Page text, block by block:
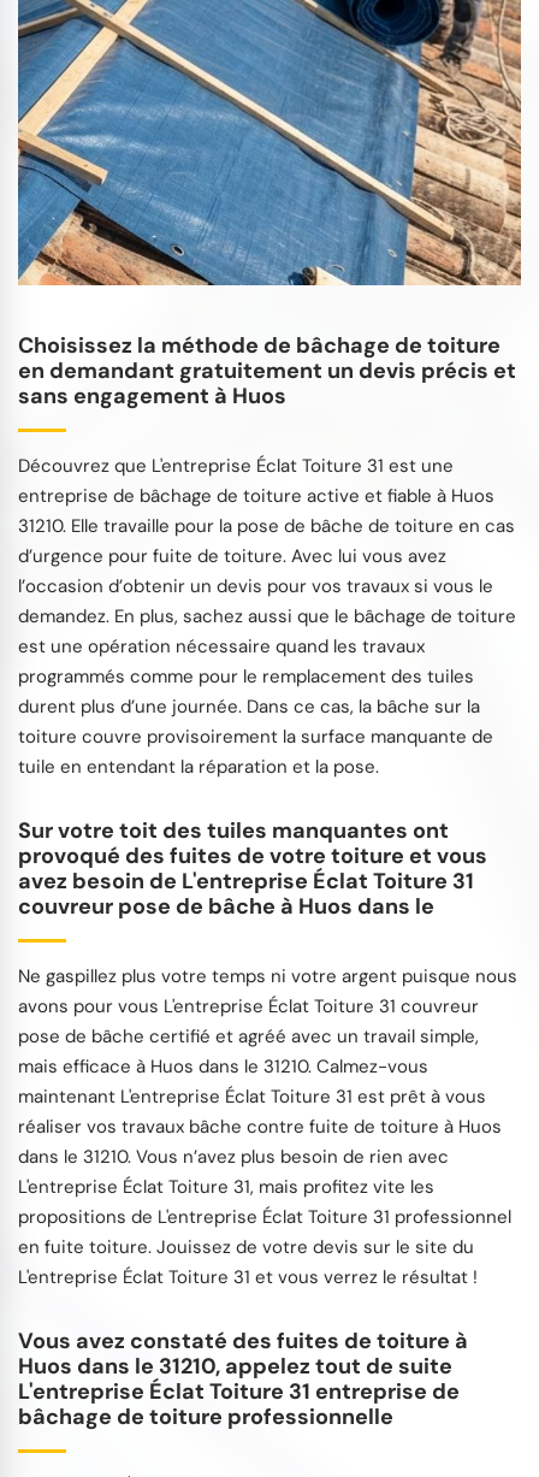
Choisissez la méthode de bâchage de toiture
en demandant gratuitement un devis précis et
sans engagement à Huos
Découvrez que L'entreprise Éclat Toiture 31 est une
entreprise de bâchage de toiture active et fiable à Huos
31210. Elle travaille pour la pose de bâche de toiture en cas
d’urgence pour fuite de toiture. Avec lui vous avez
l’occasion d’obtenir un devis pour vos travaux si vous le
demandez. En plus, sachez aussi que le bâchage de toiture
est une opération nécessaire quand les travaux
programmés comme pour le remplacement des tuiles
durent plus d’une journée. Dans ce cas, la bâche sur la
toiture couvre provisoirement la surface manquante de
tuile en entendant la réparation et la pose.
Sur votre toit des tuiles manquantes ont
provoqué des fuites de votre toiture et vous
avez besoin de L'entreprise Éclat Toiture 31
couvreur pose de bâche à Huos dans le
Ne gaspillez plus votre temps ni votre argent puisque nous
avons pour vous L'entreprise Éclat Toiture 31 couvreur
pose de bâche certifié et agréé avec un travail simple,
mais efficace à Huos dans le 31210. Calmez-vous
maintenant L'entreprise Éclat Toiture 31 est prêt à vous
réaliser vos travaux bâche contre fuite de toiture à Huos
dans le 31210. Vous n’avez plus besoin de rien avec
L'entreprise Éclat Toiture 31, mais profitez vite les
propositions de L'entreprise Éclat Toiture 31 professionnel
en fuite toiture. Jouissez de votre devis sur le site du
L'entreprise Éclat Toiture 31 et vous verrez le résultat !
Vous avez constaté des fuites de toiture à
Huos dans le 31210, appelez tout de suite
L'entreprise Éclat Toiture 31 entreprise de
bâchage de toiture professionnelle